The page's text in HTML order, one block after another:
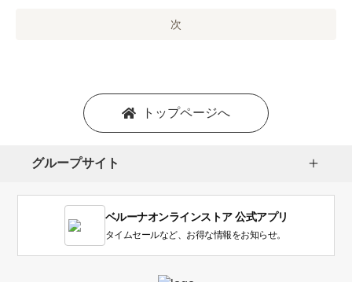
い
次
トップページへ
グループサイト
ベルーナオンラインストア 公式アプリ
タイムセールなど、お得な情報をお知らせ。